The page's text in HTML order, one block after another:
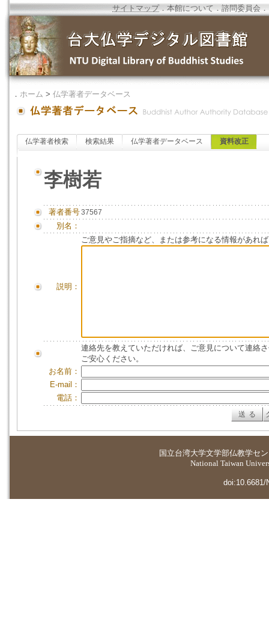
サイトマップ．本館について ．諮問委員会 ．
． ホーム > 仏学著者データベース
仏学著者検索 検索結果 仏学著者データベース 資料改正
李樹若
著者番号37567
別名：
説明：
ご意見やご指摘など、または参考になる情報があれ
連絡先を教えていただければ、ご意見について連絡
ご安心ください。
お名前：
E-mail：
電話：
国立台湾大学文学部仏教学セ
National Taiwan
doi:10.6681/